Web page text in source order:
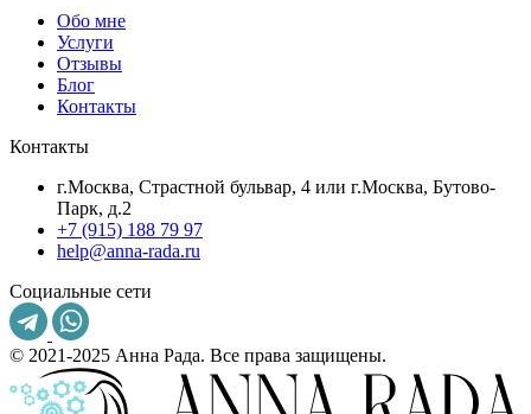
Обо мне
Услуги
Отзывы
Блог
Контакты
Контакты
г.Москва, Страстной бульвар, 4 или г.Москва, Бутово-
Парк, д.2
+7 (915) 188 79 97
help@anna-rada.ru
Социальные сети
© 2021-2025 Анна Рада. Все права защищены.